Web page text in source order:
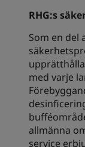
KunlunRHG:s
Som en del
med varje
allmänna
service